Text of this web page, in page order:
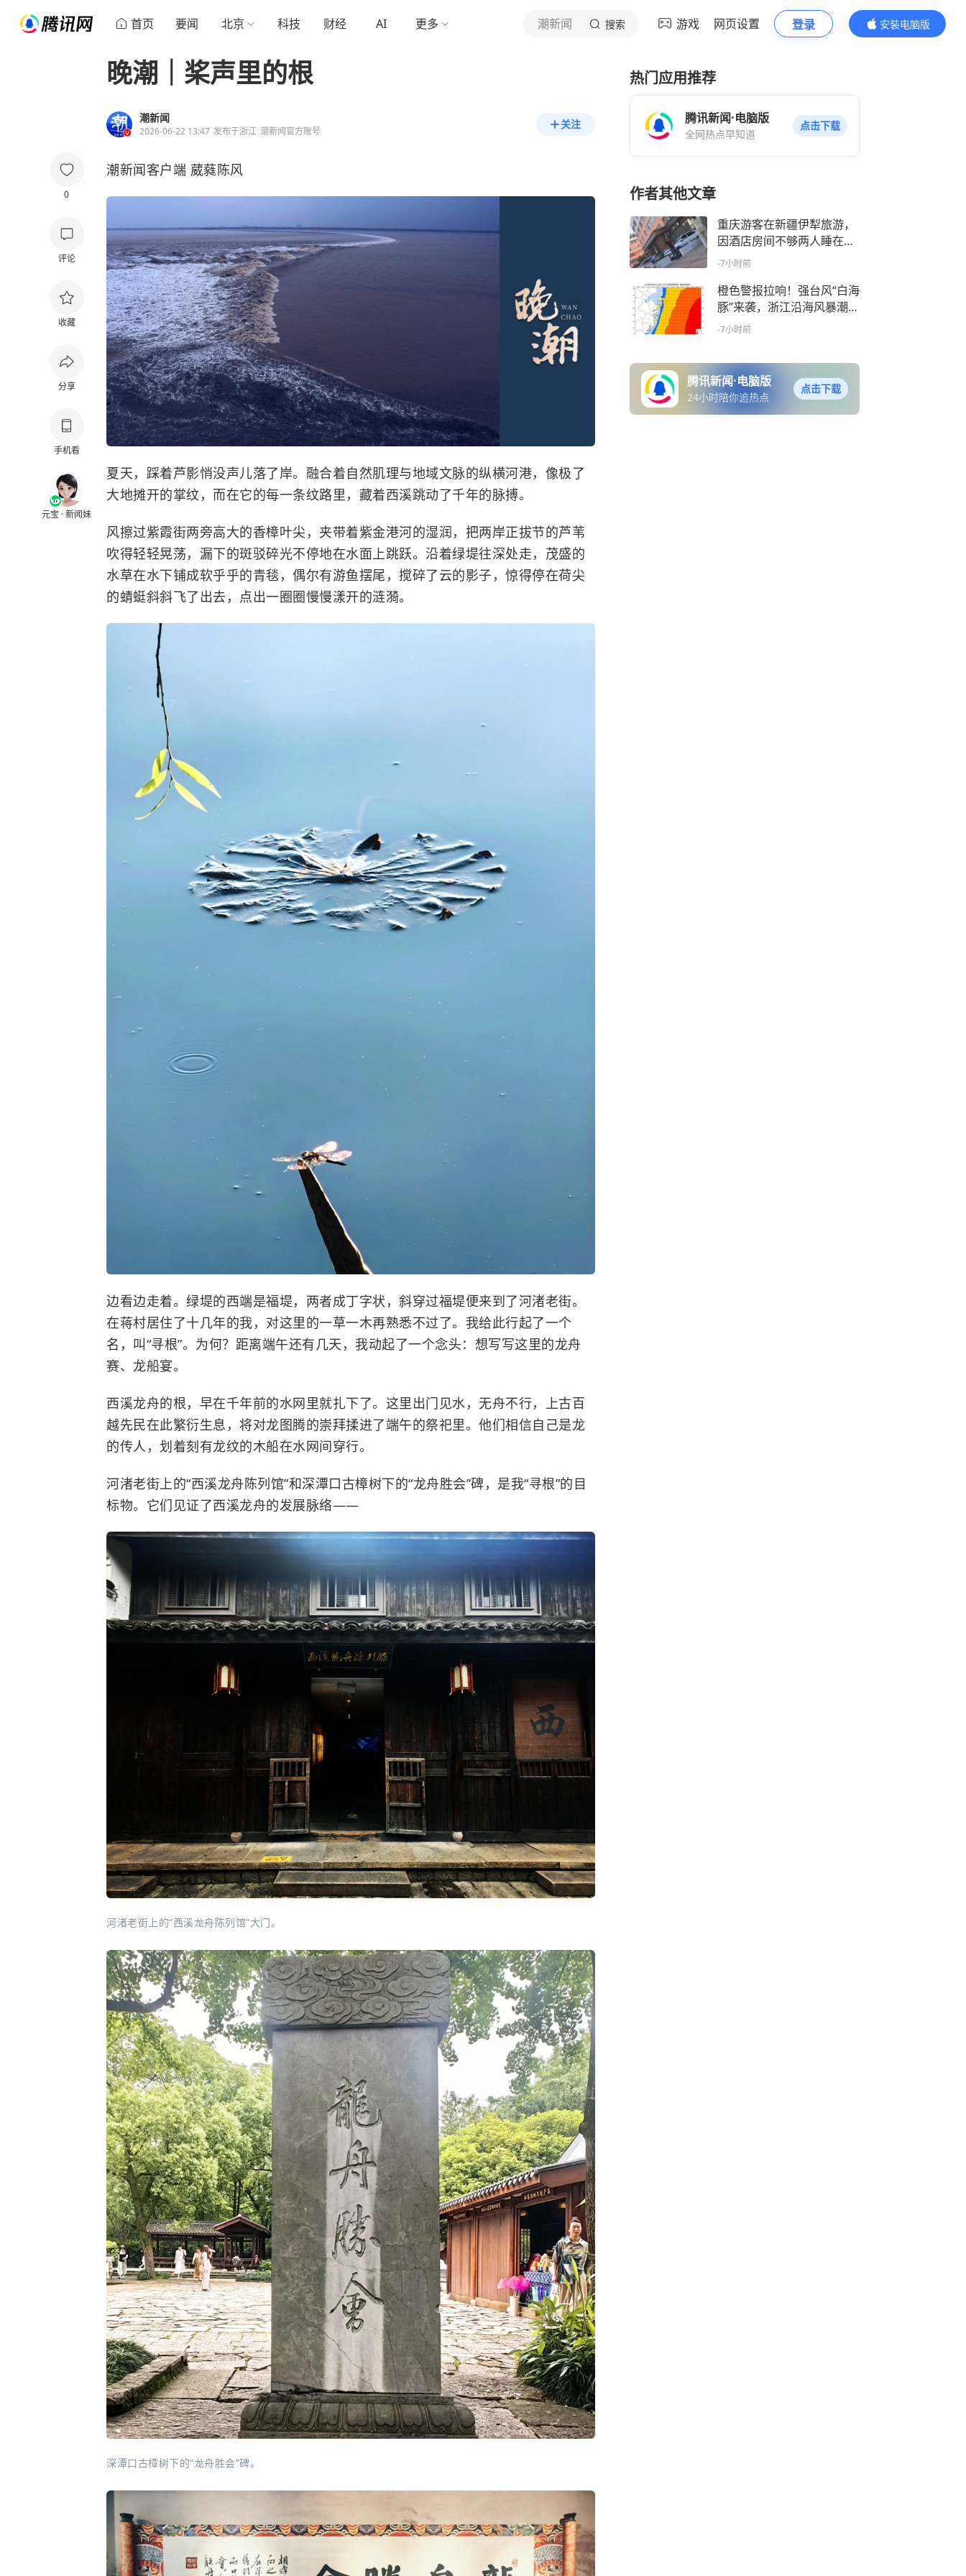
首页 要闻 北京 科技 财经 AI 更多 潮新闻 搜索 游戏 网页设置 登录
安装电脑版
内容更精彩
0
评论
收藏
分享
手机看
元宝 · 新闻妹
晚潮｜桨声里的根
潮新闻
2026-06-22 13:47 发布于浙江 潮新闻官方账号
关注
潮新闻客户端 葳蕤陈风
夏天，踩着芦影悄没声儿落了岸。融合着自然肌理与地域文脉的纵横河港，像极了
大地摊开的掌纹，而在它的每一条纹路里，藏着西溪跳动了千年的脉搏。
风擦过紫霞街两旁高大的香樟叶尖，夹带着紫金港河的湿润，把两岸正拔节的芦苇
吹得轻轻晃荡，漏下的斑驳碎光不停地在水面上跳跃。沿着绿堤往深处走，茂盛的
水草在水下铺成软乎乎的青毯，偶尔有游鱼摆尾，搅碎了云的影子，惊得停在荷尖
的蜻蜓斜斜飞了出去，点出一圈圈慢慢漾开的涟漪。
边看边走着。绿堤的西端是福堤，两者成丁字状，斜穿过福堤便来到了河渚老街。
在蒋村居住了十几年的我，对这里的一草一木再熟悉不过了。我给此行起了一个
名，叫“寻根”。为何？距离端午还有几天，我动起了一个念头：想写写这里的龙舟
赛、龙船宴。
西溪龙舟的根，早在千年前的水网里就扎下了。这里出门见水，无舟不行，上古百
越先民在此繁衍生息，将对龙图腾的崇拜揉进了端午的祭祀里。他们相信自己是龙
的传人，划着刻有龙纹的木船在水网间穿行。
河渚老街上的“西溪龙舟陈列馆”和深潭口古樟树下的“龙舟胜会”碑，是我“寻根”的目
标物。它们见证了西溪龙舟的发展脉络——
河渚老街上的“西溪龙舟陈列馆”大门。
深潭口古樟树下的“龙舟胜会”碑。
热门应用推荐
腾讯新闻·电脑版
全网热点早知道
点击下载
作者其他文章
重庆游客在新疆伊犁旅游，
因酒店房间不够两人睡在车
里，离店时竟被收150元“车
全额退回并补偿1000元
-7小时前
橙色警报拉响！强台风“白海
豚”来袭，浙江沿海风暴潮、
巨浪双重预警：8-10日将迎
涛
-7小时前
腾讯新闻·电脑版
24小时陪你追热点
点击下载